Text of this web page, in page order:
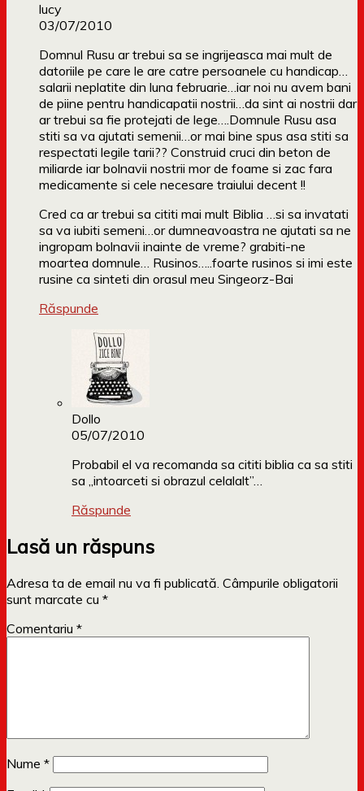
lucy
03/07/2010
Domnul Rusu ar trebui sa se ingrijeasca mai mult de
datoriile pe care le are catre persoanele cu handicap…
salarii neplatite din luna februarie…iar noi nu avem bani
de piine pentru handicapatii nostrii…da sint ai nostrii dar
ar trebui sa fie protejati de lege….Domnule Rusu asa
stiti sa va ajutati semenii…or mai bine spus asa stiti sa
respectati legile tarii?? Construid cruci din beton de
miliarde iar bolnavii nostrii mor de foame si zac fara
medicamente si cele necesare traiului decent !!
Cred ca ar trebui sa cititi mai mult Biblia …si sa invatati
sa va iubiti semeni…or dumneavoastra ne ajutati sa ne
ingropam bolnavii inainte de vreme? grabiti-ne
moartea domnule… Rusinos…..foarte rusinos si imi este
rusine ca sinteti din orasul meu Singeorz-Bai
Răspunde
Dollo
05/07/2010
Probabil el va recomanda sa cititi biblia ca sa stiti
sa „intoarceti si obrazul celalalt”…
Răspunde
Lasă un răspuns
Adresa ta de email nu va fi publicată. Câmpurile obligatorii
sunt marcate cu *
Comentariu *
Nume *